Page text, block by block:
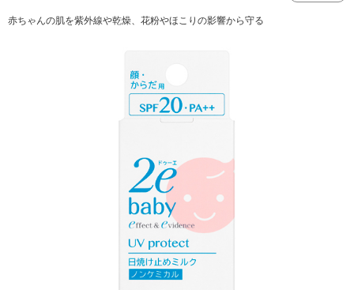
赤ちゃんの肌を紫外線や乾燥、花粉やほこりの影響から守る